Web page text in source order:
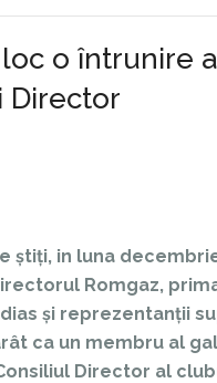
o întrunire a
Director
știți, in luna
Romgaz,
și reprezentanții
ca un membru al
Director al